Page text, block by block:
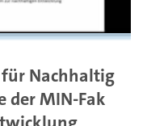
Nachhaltig
der MIN-Fak